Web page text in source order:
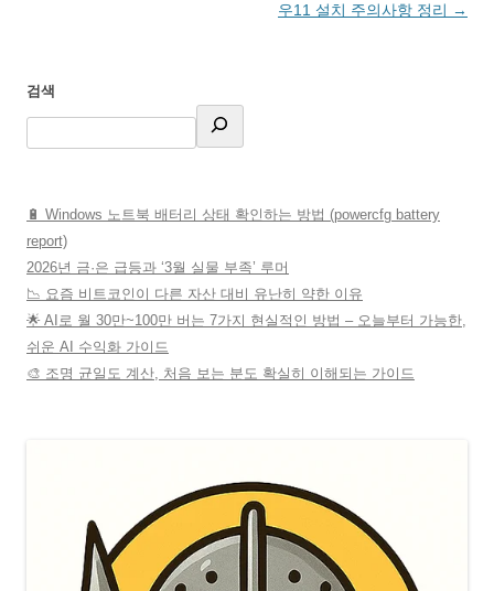
우11 설치 주의사항 정리 →
검색
🔋 Windows 노트북 배터리 상태 확인하는 방법 (powercfg battery
report)
2026년 금·은 급등과 ‘3월 실물 부족’ 루머
📉 요즘 비트코인이 다른 자산 대비 유난히 약한 이유
🌟 AI로 월 30만~100만 버는 7가지 현실적인 방법 – 오늘부터 가능한,
쉬운 AI 수익화 가이드
🎨 조명 균일도 계산, 처음 보는 분도 확실히 이해되는 가이드